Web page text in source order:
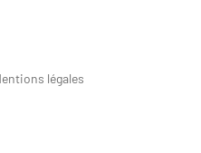
légales